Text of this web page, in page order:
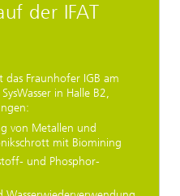
der IFAT
Fraunhofer IGB am
in Halle B2,
von Metallen und
mit Biomining
und Phosphor-